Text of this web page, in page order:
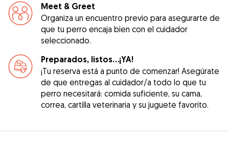
Meet & Greet
Organiza un encuentro previo para asegurarte de
que tu perro encaja bien con el cuidador
seleccionado.
Preparados, listos...¡YA!
¡Tu reserva está a punto de comenzar! Asegúrate
de que entregas al cuidador/a todo lo que tu
perro necesitará: comida suficiente, su cama,
correa, cartilla veterinaria y su juguete favorito.